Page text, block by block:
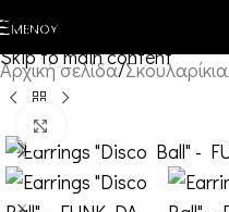
Skip to navigation
Skip to main content
ΜΕΝΟΎ
Αρχική σελίδα Σκουλαρίκια